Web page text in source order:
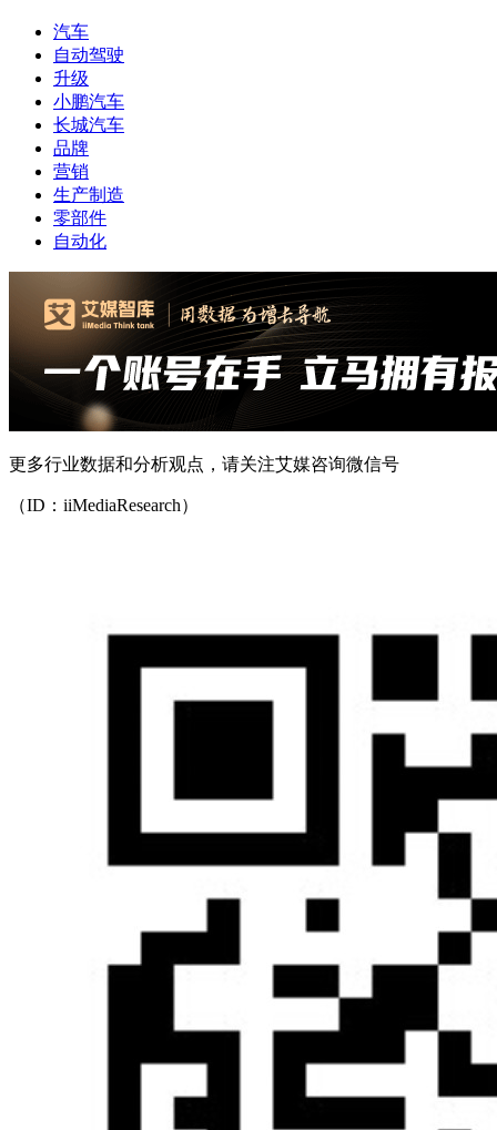
汽车
自动驾驶
升级
小鹏汽车
长城汽车
品牌
营销
生产制造
零部件
自动化
更多行业数据和分析观点，请关注艾媒咨询微信号
（ID：iiMediaResearch）